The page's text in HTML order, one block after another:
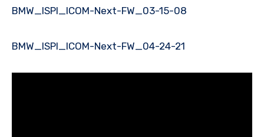
BMW_ISPI_ICOM-Next-FW_03-15-08
BMW_ISPI_ICOM-Next-FW_04-24-21